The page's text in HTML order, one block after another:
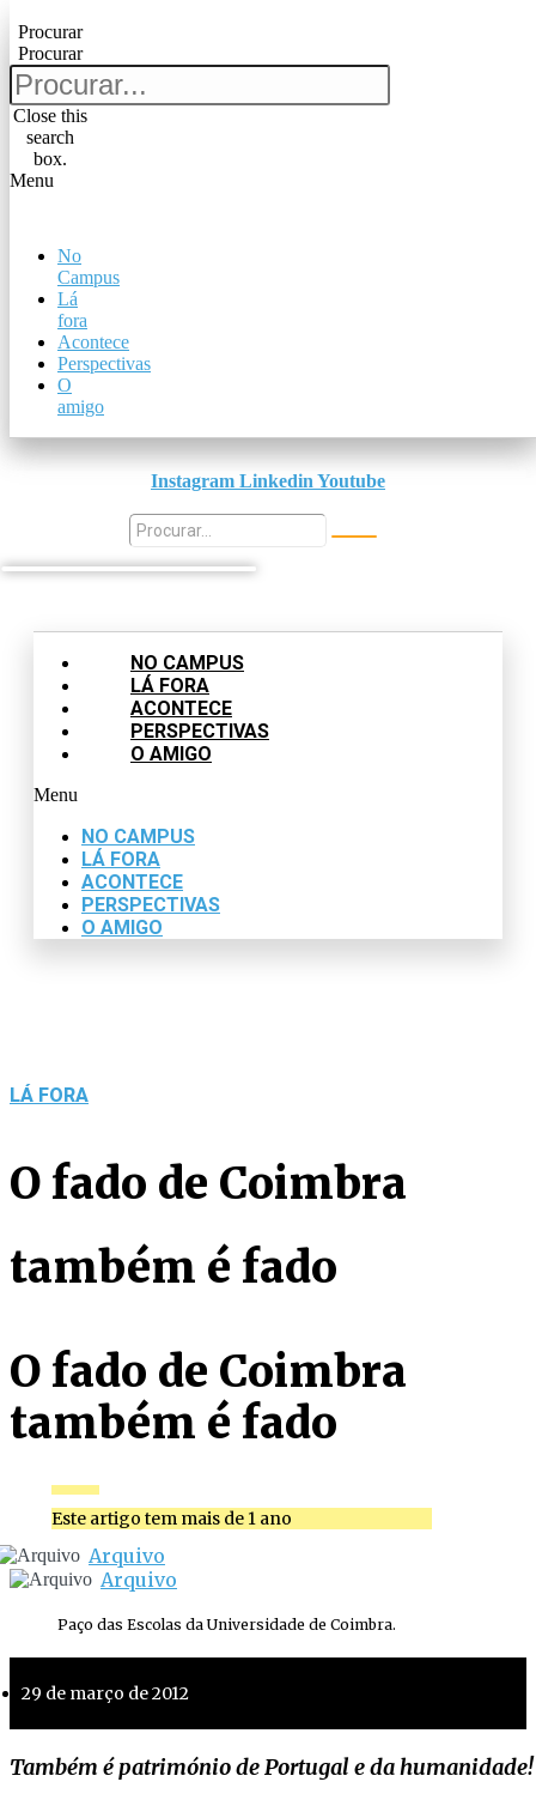
Procurar
Procurar
Close this
search
box.
Menu
No
Campus
Lá
fora
Acontece
Perspectivas
O
amigo
Procurar
Procurar
Close this
search
box.
No
Campus
Lá
fora
Acontece
Perspectivas
O
amigo
Instagram Linkedin Youtube
NO CAMPUS
LÁ FORA
ACONTECE
PERSPECTIVAS
O AMIGO
Menu
NO CAMPUS
LÁ FORA
ACONTECE
PERSPECTIVAS
O AMIGO
LÁ FORA
O fado de Coimbra
também é fado
O fado de Coimbra
também é fado
Este artigo tem mais de 1 ano
Arquivo
Arquivo
Paço das Escolas da Universidade de Coimbra.
29 de março de 2012
Também é património de Portugal e da humanidade!